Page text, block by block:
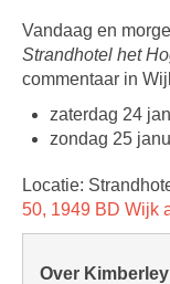
Vandaag en
Strandhotel het
commentaar in
zaterdag 24
zondag 25
Locatie:
50, 1949 BD Wijk
Over Kimberley